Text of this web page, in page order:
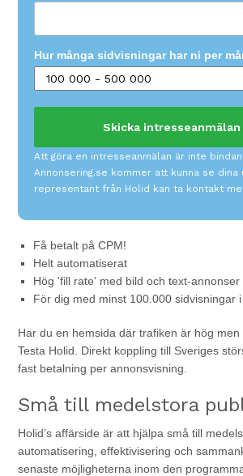
Hur många sidvisningar har ni per
Att göra en intresseanmälan är inte
Annonsering.se kommer att kunna se dina
representant från Holid kan ta kontakt
Få betalt på CPM!
Helt automatiserat
Hög 'fill rate' med bild och text-annonser
För dig med minst 100.000 sidvisningar
Har du en hemsida där trafiken är hög
Testa Holid. Direkt koppling till Sveriges
fast betalning per annonsvisning.
Små till medelstora
Holid’s affärside är att hjälpa små till
automatisering, effektivisering och
senaste möjligheterna inom den